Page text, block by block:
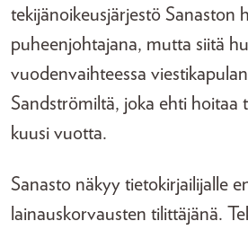
tekijänoikeusjärjestö Sanaston
puheenjohtajana, mutta siitä
vuodenvaihteessa
Sandströmiltä, joka ehti hoitaa
kuusi vuotta.
Sanasto näkyy tietokirjailijalle
lainauskorvausten tilittäjänä.